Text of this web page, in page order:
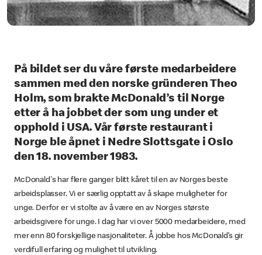
På bildet ser du våre første medarbeidere
sammen med den norske gründeren Theo
Holm, som brakte McDonald’s til Norge
etter å ha jobbet der som ung under et
opphold i USA. Vår første restaurant i
Norge ble åpnet i Nedre Slottsgate i Oslo
den 18. november 1983.
McDonald's har flere ganger blitt kåret til en av Norges beste
arbeidsplasser. Vi er særlig opptatt av å skape muligheter for
unge. Derfor er vi stolte av å være en av Norges største
arbeidsgivere for unge. I dag har vi over 5000 medarbeidere, med
mer enn 80 forskjellige nasjonaliteter. Å jobbe hos McDonald’s gir
verdifull erfaring og mulighet til utvikling.